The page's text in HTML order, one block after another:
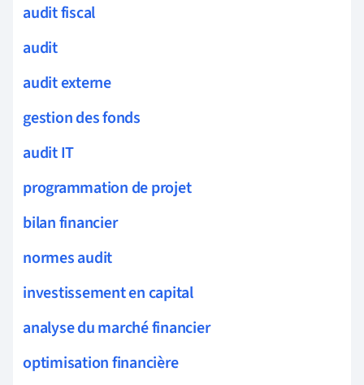
audit fiscal
audit
audit externe
gestion des fonds
audit IT
programmation de projet
bilan financier
normes audit
investissement en capital
analyse du marché financier
optimisation financière